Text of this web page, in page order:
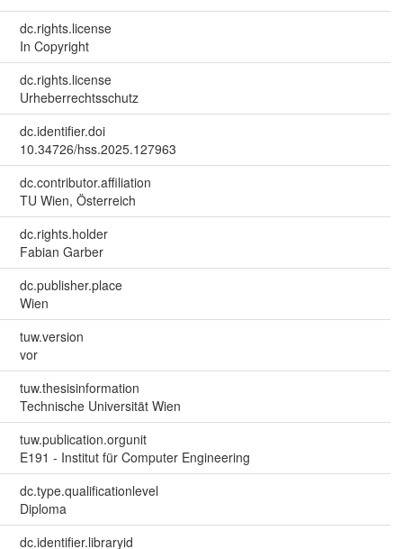
dc.rights.license
In Copyright
dc.rights.license
Urheberrechtsschutz
dc.identifier.doi
10.34726/hss.2025.127963
dc.contributor.affiliation
TU Wien, Österreich
dc.rights.holder
Fabian Garber
dc.publisher.place
Wien
tuw.version
vor
tuw.thesisinformation
Technische Universität Wien
tuw.publication.orgunit
E191 - Institut für Computer Engineering
dc.type.qualificationlevel
Diploma
dc.identifier.libraryid